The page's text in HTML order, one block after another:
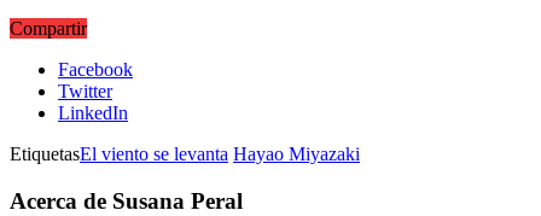
Compartir
Facebook
Twitter
LinkedIn
EtiquetasEl viento se levanta Hayao Miyazaki
Acerca de Susana Peral